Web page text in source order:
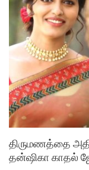
திருமணத்தை
தன்ஷிகா காதல்